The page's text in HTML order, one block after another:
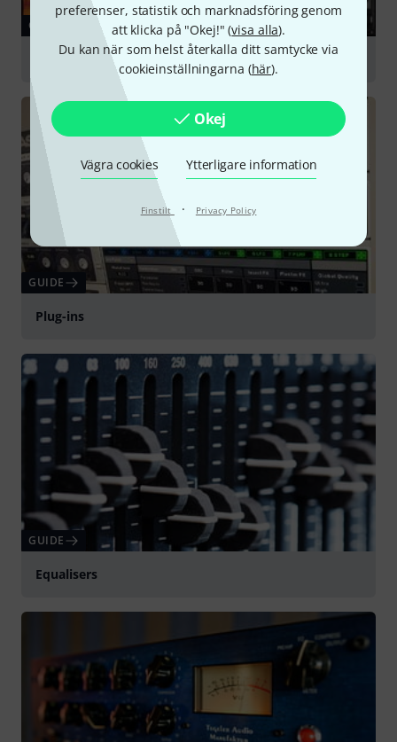
preferenser, statistik och marknadsföring genom
att klicka på "Okej!" (visa alla).
Du kan när som helst återkalla ditt samtycke via
cookieinställningarna (här).
Okej
Vägra cookies Ytterligare information
Finstilt · Privacy Policy
GUIDE
Sound Libraries & Sampling
GUIDE
Plug-ins
GUIDE
Equalisers